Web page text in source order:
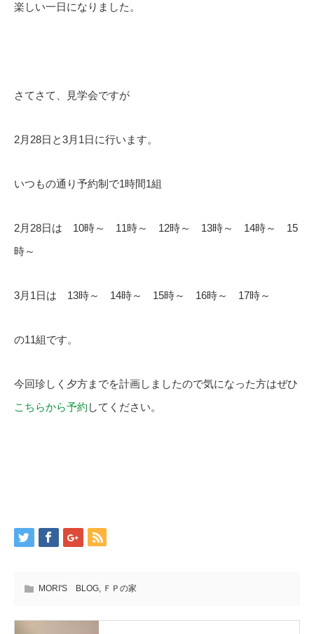
楽しい一日になりました。
さてさて、見学会ですが
2月28日と3月1日に行います。
いつもの通り予約制で1時間1組
2月28日は 10時～ 11時～ 12時～ 13時～ 14時～ 15
時～
3月1日は 13時～ 14時～ 15時～ 16時～ 17時～
の11組です。
今回珍しく夕方までを計画しましたので気になった方はぜひ
こちらから予約 してください。
MORI'S BLOG, ＦＰの家